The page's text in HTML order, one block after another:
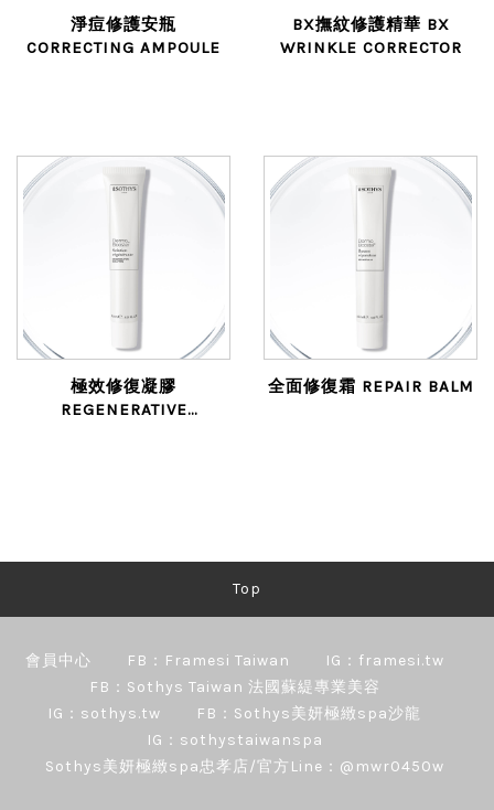
淨痘修護安瓶
CORRECTING AMPOULE
BX撫紋修護精華 BX
WRINKLE CORRECTOR
極效修復凝膠
REGENERATIVE
全面修復霜 REPAIR BALM
Top
會員中心 FB：Framesi Taiwan
IG：framesi.tw
FB：Sothys Taiwan 法國蘇緹專業美容
IG：sothys.tw
FB：Sothys美妍極緻spa沙龍
IG：sothystaiwanspa
Sothys美妍極緻spa忠孝店/官方Line：@mwr0450w